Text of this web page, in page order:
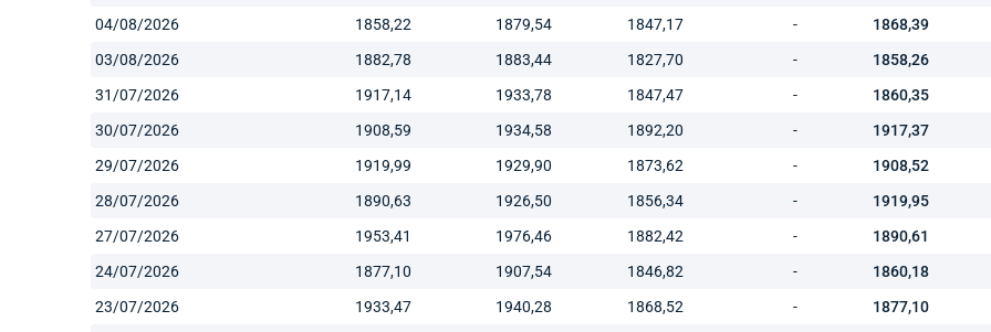
04/08/2026
1858,22 1879,54 1847,17 - 1868,39
03/08/2026
1882,78 1883,44 1827,70 - 1858,26
31/07/2026
1917,14 1933,78 1847,47 - 1860,35
30/07/2026
1908,59 1934,58 1892,20 - 1917,37
29/07/2026
1919,99 1929,90 1873,62 - 1908,52
28/07/2026
1890,63 1926,50 1856,34 - 1919,95
27/07/2026
1953,41 1976,46 1882,42 - 1890,61
24/07/2026
1877,10 1907,54 1846,82 - 1860,18
23/07/2026
1933,47 1940,28 1868,52 - 1877,10